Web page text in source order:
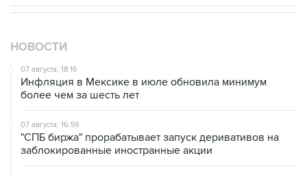
НОВОСТИ
07 августа, 18:16
Инфляция в Мексике в июле обновила минимум
более чем за шесть лет
07 августа, 16:59
"СПБ биржа" прорабатывает запуск деривативов на
заблокированные иностранные акции